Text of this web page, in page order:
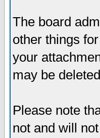
The board
other things
your
may be
Please note
not and will